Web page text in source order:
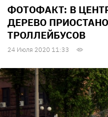
ФОТОФАКТ: В
ДЕРЕВО
ТРОЛЛЕЙБУСОВ
24 Июля 2020 11:33